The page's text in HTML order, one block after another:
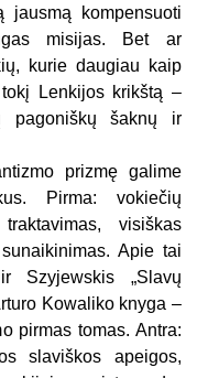
kompensuoti
misijas. Bet ar
kurie daugiau kaip
Lenkijos krikštą –
pagoniškų šaknų ir
prizmę galime
Pirma: vokiečių
visiškas
Apie tai
Szyjewskis „Slavų
Kowaliko knyga –
pirmas tomas. Antra:
slaviškos apeigos,